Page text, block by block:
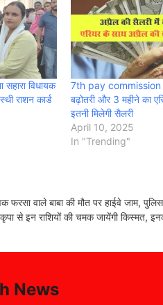
सहारा विधायक
राशन कार्ड
7th pay
बढ़ोतरी और 3 महीने का
इतनी मिलेगी सैलरी
April 10, 2025
In "Trending"
वाले बाबा की मौत पर हाईवे जाम,
से इन राशियों की चमक जायेंगी किस्मत,
News